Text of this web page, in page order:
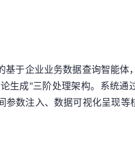
基于企业业务数据查询智能体
生成"三阶处理架构。系统通
参数注入、数据可视化呈现